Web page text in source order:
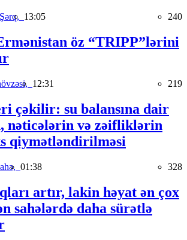
13:05 240
öz “TRIPP”lərini
12:31 219
çəkilir: su balansına dair
nəticələrin və zəifliklərin
qiymətləndirilməsi
01:38 328
artır, lakin həyat ən çox
sahələrdə daha sürətlə